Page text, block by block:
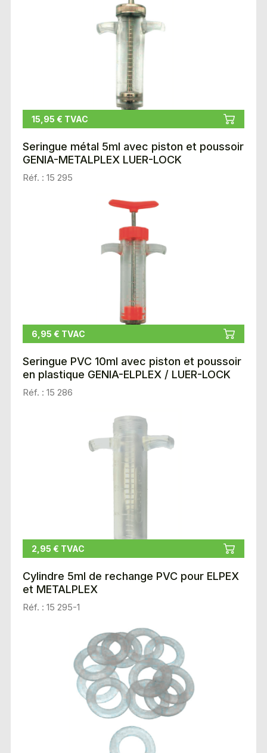
15,95 € TVAC
Seringue métal 5ml avec piston et poussoir
GENIA-METALPLEX LUER-LOCK
Réf. : 15 295
6,95 € TVAC
Seringue PVC 10ml avec piston et poussoir
en plastique GENIA-ELPLEX / LUER-LOCK
Réf. : 15 286
2,95 € TVAC
Cylindre 5ml de rechange PVC pour ELPEX
et METALPLEX
Réf. : 15 295-1